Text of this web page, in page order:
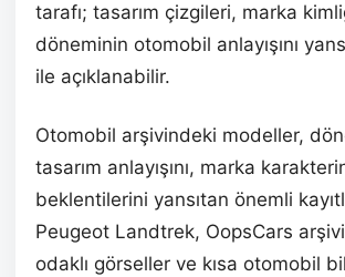
tarafı; tasarım çizgileri, marka
döneminin otomobil anlayışını
ile açıklanabilir.
Otomobil arşivindeki modeller,
tasarım anlayışını, marka
beklentilerini yansıtan önemli
Peugeot Landtrek, OopsCars
odaklı görseller ve kısa otomobil